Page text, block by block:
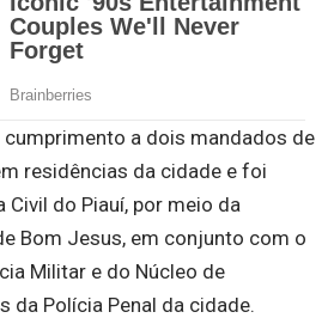
a dois mandados de
residências da cidade e foi
Civil do Piauí, por meio da
Bom Jesus, em conjunto com o
Militar e do Núcleo de
da Polícia Penal da cidade.